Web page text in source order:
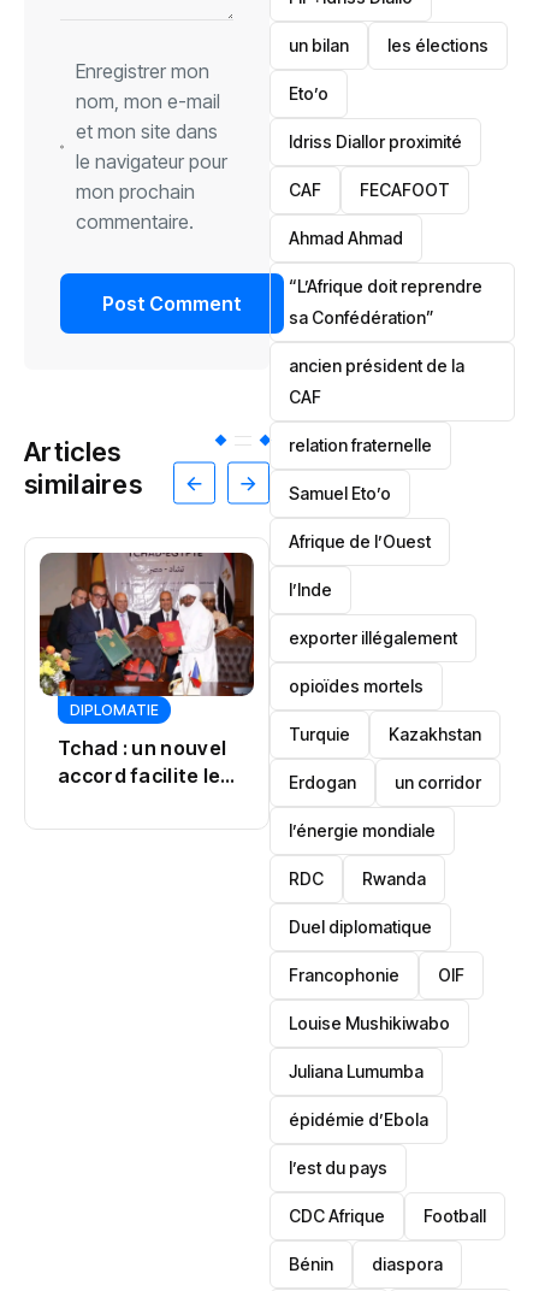
Enregistrer mon
nom, mon e-mail
et mon site dans
le navigateur pour
mon prochain
commentaire.
Articles
similaires
CULTURE
DIPLOMATIE
POLITIQUE
Djidji Ayôkwé : un
dépasse le
JUSTICE
POLITIQUE
Tinubu
désamorce une
crise à Osun
un bilan les élections
Eto’o
Idriss Diallor proximité
CAF FECAFOOT
‎Ahmad Ahmad
“L’Afrique doit reprendre
sa Confédération”
ancien président de la
CAF
relation fraternelle
Samuel Eto’o
Afrique de l’Ouest
l’Inde
exporter illégalement
opioïdes mortels
‎Turquie Kazakhstan
Erdogan un corridor
l’énergie mondiale
RDC Rwanda
Duel diplomatique
Francophonie OIF
Louise Mushikiwabo
Juliana Lumumba
épidémie d’Ebola
l’est du pays
CDC Afrique Football
Bénin diaspora